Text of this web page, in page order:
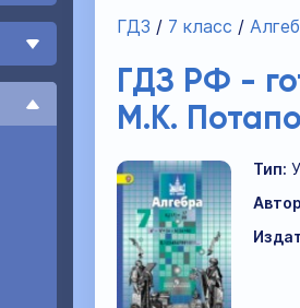
ГДЗ 7 класс
ГДЗ РФ -
М.К.
Тип: